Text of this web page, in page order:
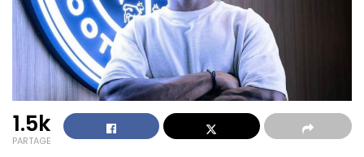
1.5k
PARTAGE